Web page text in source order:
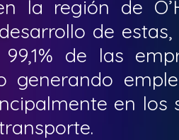
la región de
de
99,1% de las
generando
en los